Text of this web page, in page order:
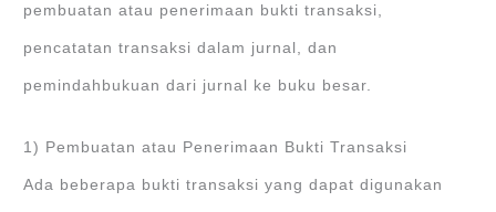
pembuatan atau penerimaan bukti transaksi,
pencatatan transaksi dalam jurnal, dan
pemindahbukuan dari jurnal ke buku besar.
1) Pembuatan atau Penerimaan Bukti Transaksi
Ada beberapa bukti transaksi yang dapat digunakan